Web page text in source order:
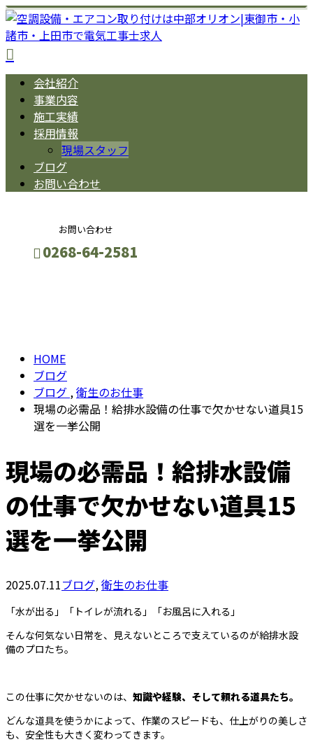
会社紹介
事業内容
施工実績
採用情報
現場スタッフ
ブログ
お問い合わせ
お問い合わせ
0268-64-2581
HOME
ブログ
ブログ ,衛生のお仕事
現場の必需品！給排水設備の仕事で欠かせない道具15
選を一挙公開
現場の必需品！給排水設備
の仕事で欠かせない道具15
選を一挙公開
2025.07.11ブログ,衛生のお仕事
「水が出る」「トイレが流れる」「お風呂に入れる」
そんな何気ない日常を、見えないところで支えているのが――給排水設
備のプロたち。
この仕事に欠かせないのは、 知識や経験、そして頼れる道具たち。
どんな道具を使うかによって、作業のスピードも、仕上がりの美しさ
も、安全性も大きく変わってきます。